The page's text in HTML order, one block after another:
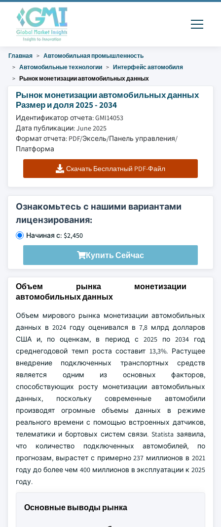
Главная
Автомобильная промышленность
Автомобильные технологии
Интерфейс автомобиля
Рынок монетизации автомобильных данных
Рынок монетизации автомобильных данных
Размер и доля 2025 - 2034
Идентификатор отчета: GMI14053
Дата публикации: June 2025
Формат отчета: PDF/Эксель/Панель управления/
Платформа
Скачать Бесплатный PDF-Файл
Ознакомьтесь с нашими вариантами
лицензирования:
Начиная с: $2,450
Купить Сейчас
Объем рынка монетизации
автомобильных данных
Объем мирового рынка монетизации автомобильных
данных в 2024 году оценивался в 7,8 млрд долларов
США и, по оценкам, в период с 2025 по 2034 год
среднегодовой темп роста составит 13,3%. Растущее
внедрение подключенных транспортных средств
является одним из основных факторов,
способствующих росту монетизации автомобильных
данных, поскольку современные автомобили
производят огромные объемы данных в режиме
реального времени с помощью встроенных датчиков,
телематики и бортовых систем связи. Statista заявила,
что количество подключенных автомобилей, по
прогнозам, вырастет с примерно 237 миллионов в 2021
году до более чем 400 миллионов в эксплуатации к 2025
году.
Основные выводы рынка